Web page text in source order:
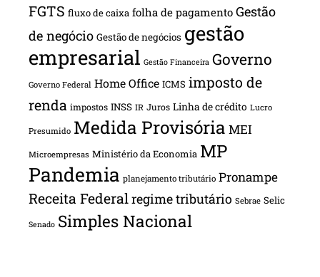
FGTS fluxo de caixa folha de pagamento Gestão
de negócio Gestão de negócios gestão
empresarial Gestão Financeira Governo
Governo Federal Home Office ICMS imposto de
renda impostos INSS IR Juros Linha de crédito Lucro
Presumido Medida Provisória MEI
Microempresas Ministério da Economia MP
Pandemia planejamento tributário Pronampe
Receita Federalregime tributário Sebrae Selic
Senado Simples Nacional